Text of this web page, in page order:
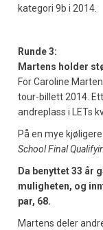
kategori 9b i 2014.
Runde 3:
Martens holder
For Caroline
tour-billett 2014.
andreplass i LETs
På en mye
School Final
Da benyttet 33 år
muligheten, og
par, 68.
Martens deler